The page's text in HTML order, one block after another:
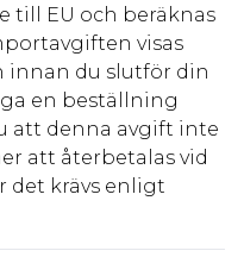
till EU och beräknas
visas
innan du slutför din
en beställning
att denna avgift inte
att återbetalas vid
det krävs enligt